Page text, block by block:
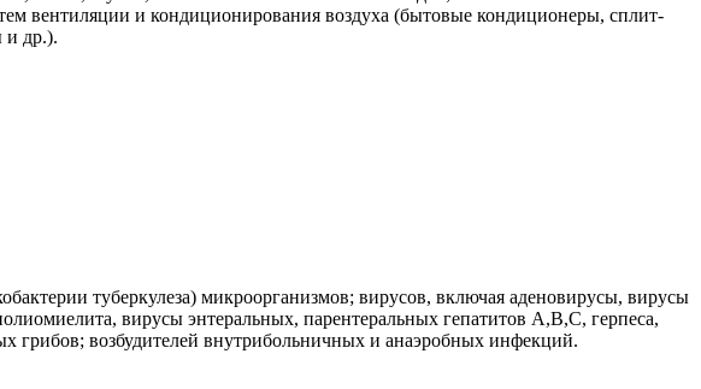
вентиляции и кондиционирования воздуха (бытовые кондиционеры, сплит-
и др.).
туберкулеза) микроорганизмов; вирусов, включая аденовирусы, вирусы
вирусы энтеральных, парентеральных гепатитов А,В,С, герпеса,
возбудителей внутрибольничных и анаэробных инфекций.